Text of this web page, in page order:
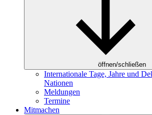
öffnen/schließen
Internationale Tage, Jahre und
Nationen
Meldungen
Termine
Mitmachen